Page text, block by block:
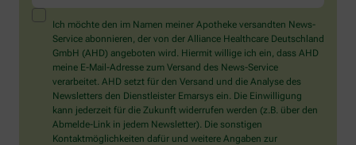
ein
Mensch?
Dann
wählen
Sie
bitte
das
Flugzeug.
Ich möchte den im Namen meiner Apotheke versandten News-
Service abonnieren, der von der Alliance Healthcare Deutschland
GmbH (AHD) angeboten wird. Hiermit willige ich ein, dass AHD
meine E-Mail-Adresse zum Versand des News-Service
verarbeitet. AHD setzt für den Versand und die Analyse des
Newsletters den Dienstleister Emarsys ein. Die Einwilligung
kann jederzeit für die Zukunft widerrufen werden (z.B. über den
Abmelde-Link in jedem Newsletter). Die sonstigen
Kontaktmöglichkeiten dafür und weitere Angaben zur